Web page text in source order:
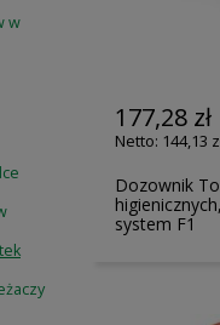
177,28 zł
144,13
Dozownik
system F1
w